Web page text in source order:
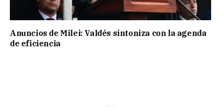
Anuncios de Milei: Valdés sintoniza con la agenda
de eficiencia